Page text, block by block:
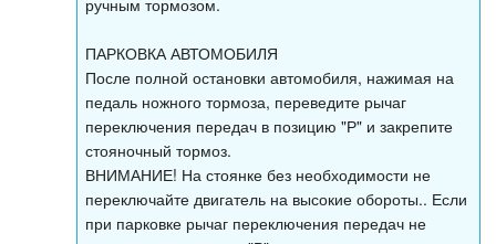
ручным тормозом.
ПАРКОВКА АВТОМОБИЛЯ
После полной остановки автомобиля, нажимая на
педаль ножного тормоза, переведите рычаг
переключения передач в позицию "Р" и закрепите
стояночный тормоз.
ВНИМАНИЕ! На стоянке без необходимости не
переключайте двигатель на высокие обороты.. Если
при парковке рычаг переключения передач не